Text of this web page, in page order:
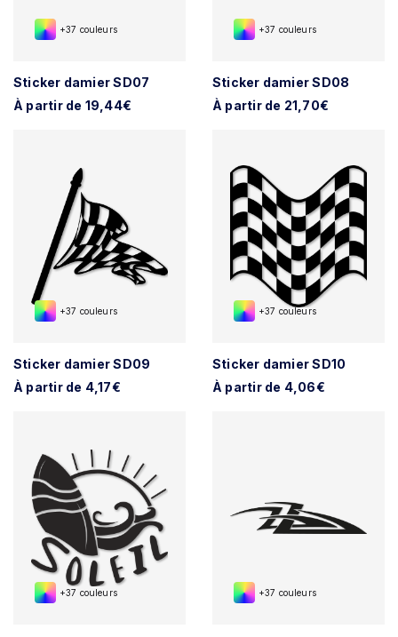
+37 couleurs
Sticker damier SD07
À partir de 19,44€
+37 couleurs
Sticker damier SD08
À partir de 21,70€
+37 couleurs
Sticker damier SD09
À partir de 4,17€
+37 couleurs
Sticker damier SD10
À partir de 4,06€
+37 couleurs +37 couleurs